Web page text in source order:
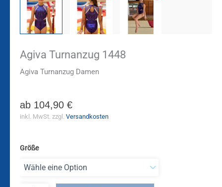
Agiva Turnanzug 1448
Agiva Turnanzug Damen
ab 104,90 €
inkl. MwSt. zzgl. Versandkosten
Größe